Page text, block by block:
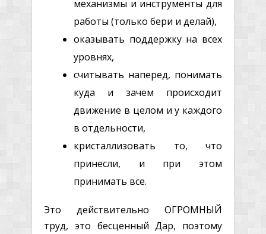
механизмы и инструменты для
работы (только бери и делай),
оказывать поддержку на всех
уровнях,
считывать наперед, понимать
куда и зачем происходит
движение в целом и у каждого
в отдельности,
кристаллизовать то, что
принесли, и при этом
принимать все.
Это действительно ОГРОМНЫЙ
труд, это бесценный Дар, поэтому